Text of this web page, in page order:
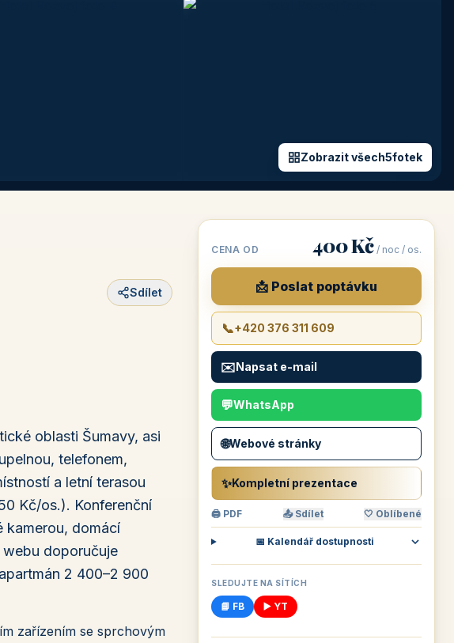
Zobrazit všech5fotek
Sdílet
oblasti Šumavy, asi
telefonem,
a letní terasou
Kč/os.). Konferenční
kamerou, domácí
doporučuje
2 400–2 900
zařízením se sprchovým
CENA OD 400 Kč / noc / os.
📩 Poslat poptávku
📞+420 376 311 609
✉️Napsat e-mail
💬WhatsApp
🌐Webové stránky
✨Kompletní prezentace
🖨 PDF 📤 Sdílet 🤍 Oblíbené
📅 Kalendář dostupnosti
SLEDUJTE NA SÍTÍCH
📘 FB ▶️ YT